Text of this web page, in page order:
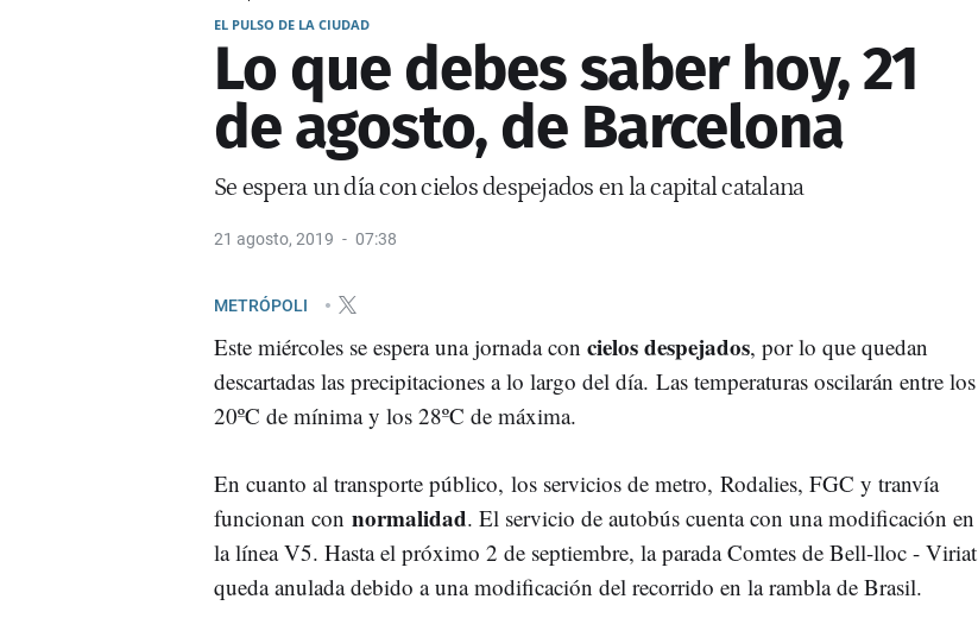
EL PULSO DE LA CIUDAD
Lo que debes saber hoy, 21
de agosto, de Barcelona
Se espera un día con cielos despejados en la capital catalana
21 agosto, 2019 07:38
METRÓPOLI
Este miércoles se espera una jornada con cielos despejados, por lo que quedan
descartadas las precipitaciones a lo largo del día. Las temperaturas oscilarán entre los
20ºC de mínima y los 28ºC de máxima.
En cuanto al transporte público, los servicios de metro, Rodalies, FGC y tranvía
funcionan con normalidad. El servicio de autobús cuenta con una modificación en
la línea V5. Hasta el próximo 2 de septiembre, la parada Comtes de Bell-lloc - Viriat
queda anulada debido a una modificación del recorrido en la rambla de Brasil.